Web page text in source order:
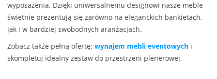
wyposażenia. Dzięki uniwersalnemu designowi nasze meble
świetnie prezentują się zarówno na eleganckich bankietach,
jak i w bardziej swobodnych aranżacjach.
Zobacz także pełną ofertę: wynajem mebli eventowych i
skompletuj idealny zestaw do przestrzeni plenerowej.